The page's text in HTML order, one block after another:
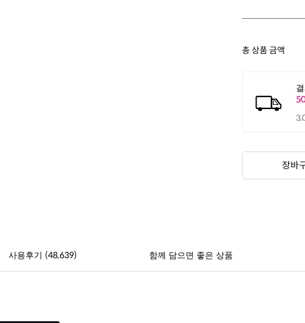
총 상품 금액
장바
사용후기 (48,639) 함께 담으면 좋은 상품